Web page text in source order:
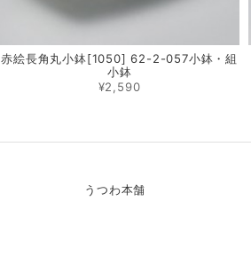
赤絵長角丸小鉢[1050] 62-2-057小鉢・組
小鉢
¥2,590
うつわ本舗